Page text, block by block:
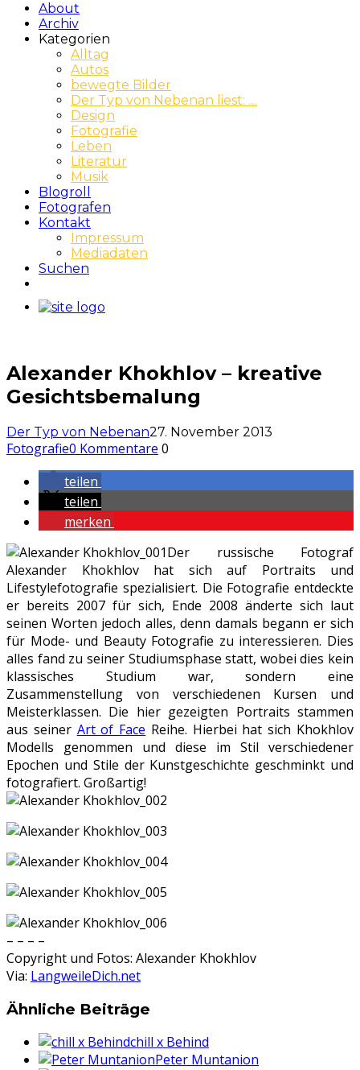
About
Archiv
Kategorien
Alltag
Autos
bewegte Bilder
Der Typ von Nebenan liest: …
Design
Fotografie
Leben
Literatur
Musik
Blogroll
Fotografen
Kontakt
Impressum
Mediadaten
Suchen
Alexander Khokhlov – kreative
Gesichtsbemalung
Der Typ von Nebenan27. November 2013
Fotografie0 Kommentare 0
teilen
teilen
merken
Der russische Fotograf
Alexander Khokhlov hat sich auf Portraits und
Lifestylefotografie spezialisiert. Die Fotografie entdeckte
er bereits 2007 für sich, Ende 2008 änderte sich laut
seinen Worten jedoch alles, denn damals begann er sich
für Mode- und Beauty Fotografie zu interessieren. Dies
alles fand zu seiner Studiumsphase statt, wobei dies kein
klassisches Studium war, sondern eine
Zusammenstellung von verschiedenen Kursen und
Meisterklassen. Die hier gezeigten Portraits stammen
aus seiner Art of Face Reihe. Hierbei hat sich Khokhlov
Modells genommen und diese im Stil verschiedener
Epochen und Stile der Kunstgeschichte geschminkt und
fotografiert. Großartig!
– – – –
Copyright und Fotos: Alexander Khokhlov
Via: LangweileDich.net
Ähnliche Beiträge
chill x Behind
Peter Muntanion